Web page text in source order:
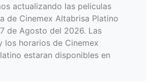
actualizando las peliculas
de Cinemex Altabrisa Platino
de Agosto del 2026. Las
los horarios de Cinemex
estaran disponibles en